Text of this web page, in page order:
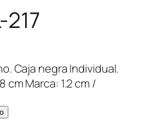
Caja negra Individual.
cm Marca: 1.2 cm /